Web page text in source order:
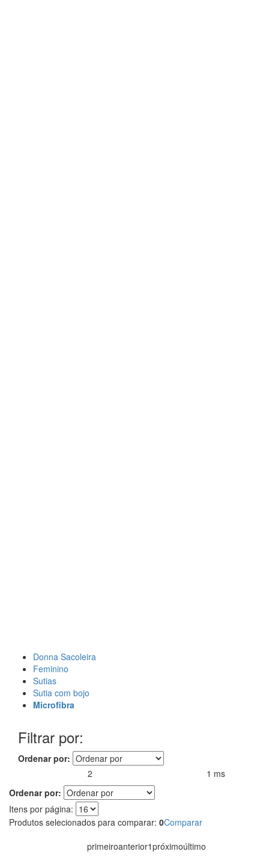
Donna Sacoleira
Feminino
Sutias
Sutia com bojo
Microfibra
Filtrar por:
Ordenar por:
2
1 ms
Ordenar por:
Itens por página:
Produtos selecionados para comparar: 0Comparar
primeiroanterior1próximoúltimo